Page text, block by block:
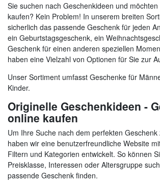
Sie suchen nach Geschenkideen und
kaufen? Kein Problem! In unserem breiten
sicherlich das passende Geschenk für jeden
ein Geburtstagsgeschenk, ein
Geschenk für einen anderen speziellen
haben eine Vielzahl von Optionen für Sie zur
Unser Sortiment umfasst Geschenke für
Kinder.
Originelle Geschenkideen -
online kaufen
Um Ihre Suche nach dem perfekten
haben wir eine benutzerfreundliche Website
Filtern und Kategorien entwickelt. So können
Preisklasse, Interessen oder Altersgruppe
passende Geschenk finden.